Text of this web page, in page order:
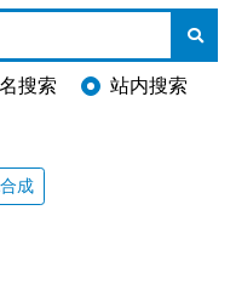
搜索 站内搜索
成